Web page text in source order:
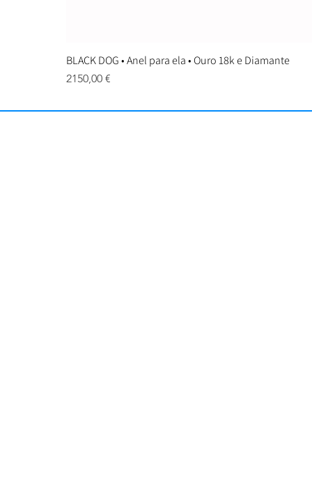
BLACK DOG • Anel para ela • Ouro 18k e Diamante
Preço
2150,00 €